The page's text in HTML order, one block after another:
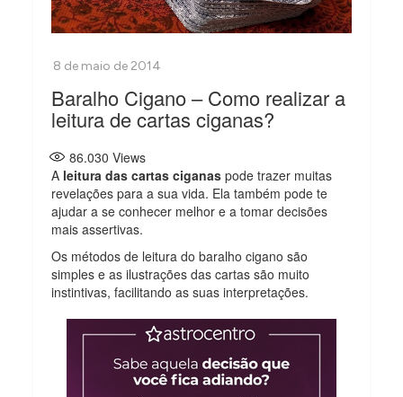
Baralho Cigano – Como realizar a
leitura de cartas ciganas?
86.030 Views
A leitura das cartas ciganas pode trazer muitas
revelações para a sua vida. Ela também pode te
ajudar a se conhecer melhor e a tomar decisões
mais assertivas.
Os métodos de leitura do baralho cigano são
simples e as ilustrações das cartas são muito
instintivas, facilitando as suas interpretações.